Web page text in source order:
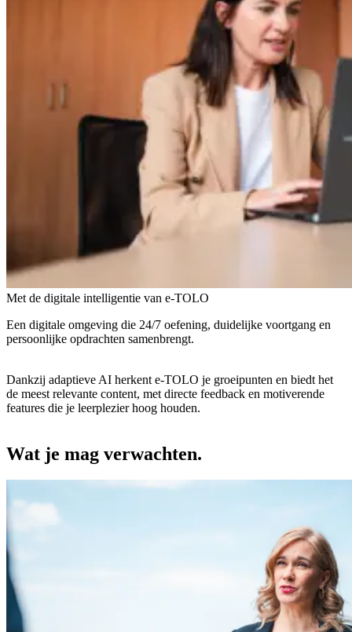
Met de digitale intelligentie van e-TOLO
Een digitale omgeving die 24/7 oefening, duidelijke voortgang en
persoonlijke opdrachten samenbrengt.
Dankzij adaptieve AI herkent e-TOLO je groeipunten en biedt het
de meest relevante content, met directe feedback en motiverende
features die je leerplezier hoog houden.
Wat je mag verwachten.